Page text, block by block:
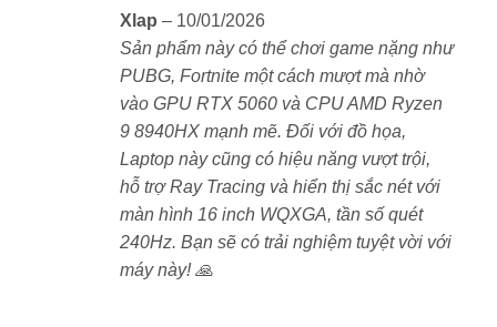
✅ Hệ thống âm thanh Dolby Atmos sống động
✅ Thiết kế chắc chắn, gaming cá tính
🛒 MUA NGAY TẠI XLAP.VN – HÀNG
CHÍNH HÃNG, GIÁ TỐT
🎯 Tên sản phẩm: Lenovo Legion R7000P 2025
✅ Hàng mới 100% Full Box
Xlap – 10/01/2026
Sản phẩm này có thể chơi game nặng như
PUBG, Fortnite một cách mượt mà nhờ
vào GPU RTX 5060 và CPU AMD Ryzen
9 8940HX mạnh mẽ. Đối với đồ họa,
Laptop này cũng có hiệu năng vượt trội,
hỗ trợ Ray Tracing và hiển thị sắc nét với
màn hình 16 inch WQXGA, tần số quét
240Hz. Bạn sẽ có trải nghiệm tuyệt vời với
máy này! 🙏